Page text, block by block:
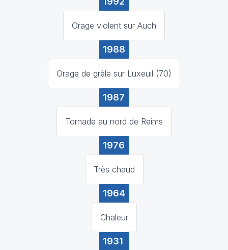
Orage violent sur Auch
1988
Orage de grêle sur Luxeuil (70)
1987
Tornade au nord de Reims
1976
Très chaud
1964
Chaleur
1931